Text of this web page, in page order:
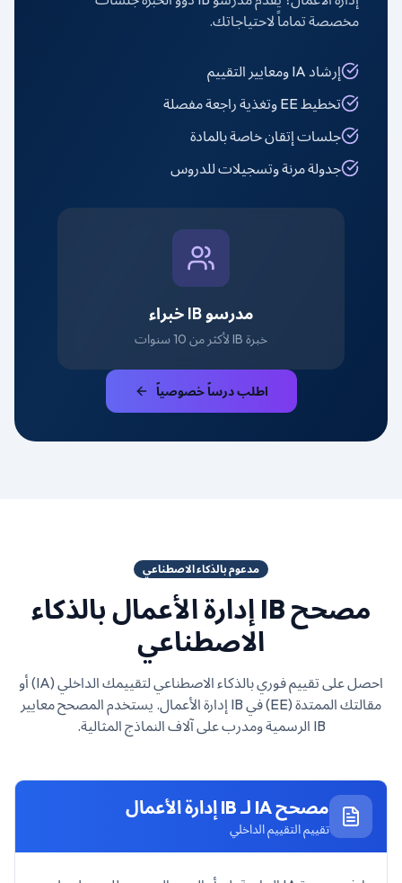
مخصصة تماماً لاحتياجاتك.
إرشاد IA ومعايير التقييم
تخطيط EE وتغذية راجعة مفصلة
جلسات إتقان خاصة بالمادة
جدولة مرنة وتسجيلات للدروس
مدرسو IB خبراء
خبرة IB لأكثر من 10 سنوات
اطلب درساً خصوصياً
مدعوم بالذكاء الاصطناعي
مصحح IB إدارة الأعمال
بالذكاء
الاصطناعي
احصل على تقييم فوري بالذكاء الاصطناعي لتقييمك الداخلي (IA) أو
مقالتك الممتدة (EE) في
IB إدارة الأعمال
. يستخدم المصحح معايير
IB الرسمية ومدرب على آلاف النماذج المثالية.
مصحح IA لـ IB إدارة الأعمال
تقييم التقييم الداخلي